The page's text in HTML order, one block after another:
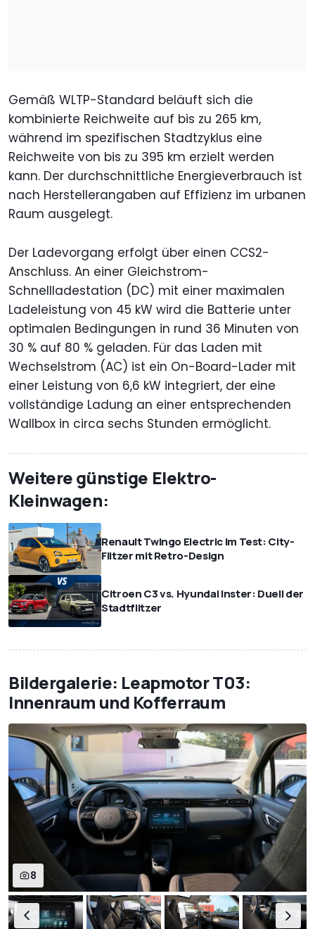
Gemäß WLTP-Standard beläuft sich die
kombinierte Reichweite auf bis zu 265 km,
während im spezifischen Stadtzyklus eine
Reichweite von bis zu 395 km erzielt werden
kann. Der durchschnittliche Energieverbrauch ist
nach Herstellerangaben auf Effizienz im urbanen
Raum ausgelegt.
Der Ladevorgang erfolgt über einen CCS2-
Anschluss. An einer Gleichstrom-
Schnellladestation (DC) mit einer maximalen
Ladeleistung von 45 kW wird die Batterie unter
optimalen Bedingungen in rund 36 Minuten von
30 % auf 80 % geladen. Für das Laden mit
Wechselstrom (AC) ist ein On-Board-Lader mit
einer Leistung von 6,6 kW integriert, der eine
vollständige Ladung an einer entsprechenden
Wallbox in circa sechs Stunden ermöglicht.
Weitere günstige Elektro-
Kleinwagen:
Renault Twingo Electric im Test: City-
Flitzer mit Retro-Design
Citroen C3 vs. Hyundai Inster: Duell der
Stadtflitzer
Bildergalerie: Leapmotor T03:
Innenraum und Kofferraum
8